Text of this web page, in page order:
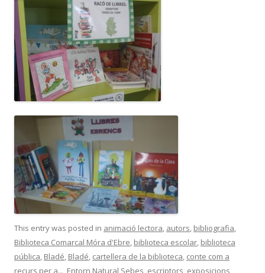
This entry was posted in animació lectora, autors, bibliografia,
Biblioteca Comarcal Móra d'Ebre, biblioteca escolar, biblioteca
pública, Bladé, Bladé, cartellera de la biblioteca, conte com a
recurs per a... Entorn Natural Sebes escriptors exposicions